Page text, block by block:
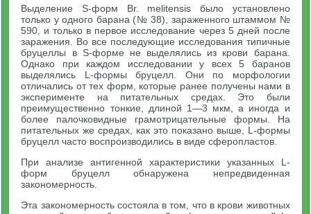
Выделение S-форм Br. melitensis было установлено
только у одного барана (№ 38), зараженного штаммом №
590, и только в первое исследование через 5 дней после
заражения. Во все последующие исследования типичные
бруцеллы в S-форме не выделялись из крови барана.
Однако при каждом исследовании у всех 5 баранов
выделялись L-формы бруцелл. Они по морфологии
отличались от тех форм, которые ранее получены нами в
эксперименте на питательных средах. Это были
преимущественно тонкие, длиной 1—3 мкм, а иногда и
более палочковидные грамотрицательные формы. На
питательных же средах, как это показано выше, L-формы
бруцелл часто воспроизводились в виде сферопластов.
При анализе антигенной характеристики указанных L-
форм бруцелл обнаружена непредвиденная
закономерность.
Эта закономерность состояла в том, что в крови животных